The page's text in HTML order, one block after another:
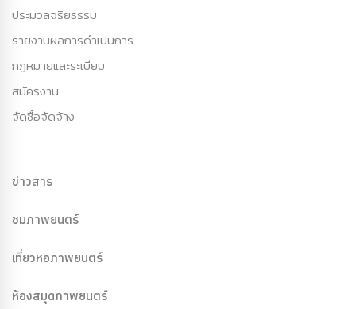
ประมวลจริยธรรม
รายงานผลการดำเนินการ
กฏหมายและระเบียบ
สมัครงาน
จัดซื้อจัดจ้าง
ข่าวสาร
ชมภาพยนตร์
เที่ยวหอภาพยนตร์
ห้องสมุดภาพยนตร์